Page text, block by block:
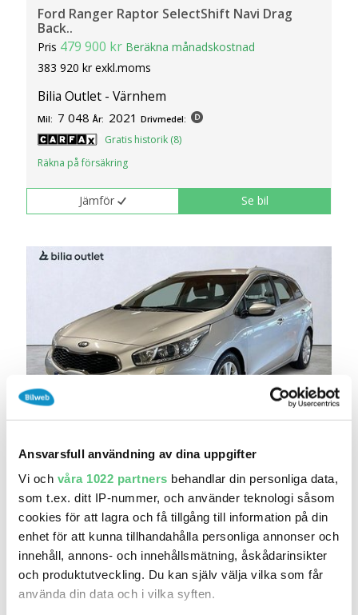
Ansvarsfull användning av dina uppgifter
Vi och våra 1022 partners behandlar din personliga data,
som t.ex. ditt IP-nummer, och använder teknologi såsom
cookies för att lagra och få tillgång till information på din
enhet för att kunna tillhandahålla personliga annonser och
innehåll, annons- och innehållsmätning, åskådarinsikter
och produktutveckling. Du kan själv välja vilka som får
använda din data och i vilka syften.
Ford Ranger Raptor SelectShift Navi Drag
Back..
Pris 479 900 kr Beräkna månadskostnad
383 920 kr exkl.moms
Bilia Outlet - Värnhem
Mil: 7 048 År: 2021 Drivmedel:
Gratis historik (8)
Räkna på försäkring
Jämför Se bil
Kia Cee´d Ceed 1.6 CRDi EX Comfort Automat
1-..
Pris99 900 kr Beräkna månadskostnad
Bilia Outlet - Västerås
15 807 2013
Räkna på försäkring